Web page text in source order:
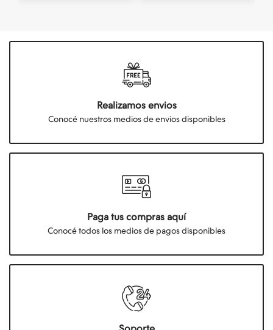
Realizamos envios
Conocé nuestros medios de envios disponibles
Paga tus compras aquí
Conocé todos los medios de pagos disponibles